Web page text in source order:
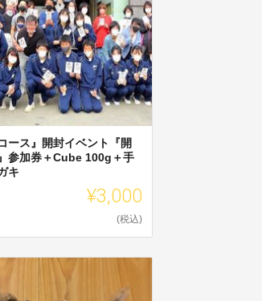
ース』開封イベント『開
参加券＋Cube 100g＋手
キ
¥3,000
(税込)